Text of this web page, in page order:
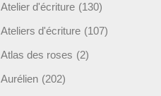
Atelier d'écriture (130)
Ateliers d'écriture (107)
Atlas des roses (2)
Aurélien (202)